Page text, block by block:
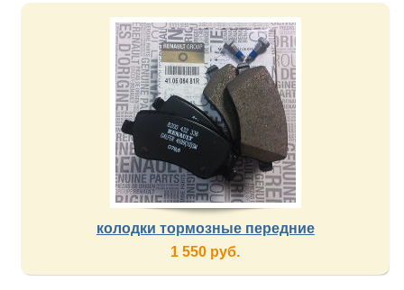
колодки тормозные передние
1 550 руб.